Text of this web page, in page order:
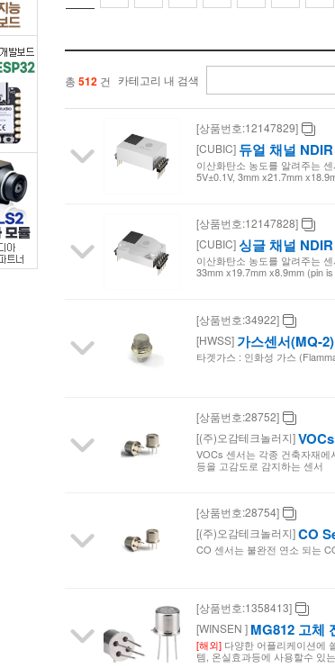
산
소/VOC
센
서
/
디
바
총 512 건 카테고리 내 검색
[상품번호:12147829]
[CUBIC] 듀얼 채널
이산화탄소 농도를 알려주는
5V±0.1V, 3mm x21.7mm
[상품번호:12147828]
[CUBIC]싱글 채널
이산화탄소 농도를 알려주는
33mm x19.7mm x8.9mm (pin
[상품번호:34922]
[HWSS] 가스센서(MQ-2)
타겟가스 : 인화성 가스
[상품번호:28752]
[(주)오감테크놀러지]
VOCs 센서는 각종 건축자재
등을 고감도로 감지하는 센서
[상품번호:28754]
[(주)오감테크놀러지]CO
CO 센서는 불완전 연소 되는
[상품번호:1358413]
[WINSEN ] MG812 고체
[해외] 다양한 어플리케이션에
템, 온실효과등에 사용할수 있